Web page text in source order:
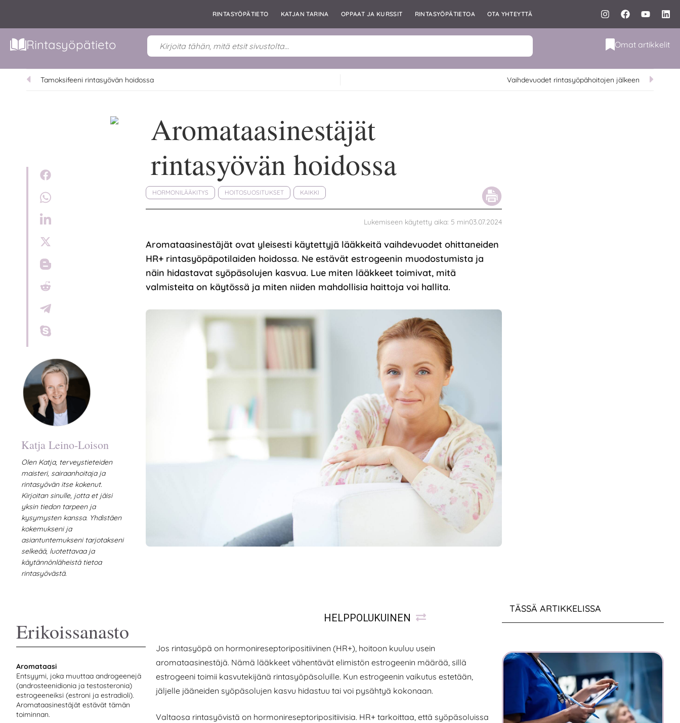
RINTASYÖPÄTIETO KATJAN TARINA OPPAAT JA KURSSIT RINTASYÖPÄTIETOA OTA YHTEYTTÄ
Rintasyöpätieto Omat artikkelit
Tamoksifeeni rintasyövän hoidossa Vaihdevuodet rintasyöpähoitojen jälkeen
Katja Leino-Loison
Olen Katja, terveystieteiden
maisteri, sairaanhoitaja ja
rintasyövän itse kokenut.
Kirjoitan sinulle, jotta et jäisi
yksin tiedon tarpeen ja
kysymysten kanssa. Yhdistäen
kokemukseni ja
asiantuntemukseni tarjotakseni
selkeää, luotettavaa ja
käytännönläheistä tietoa
rintasyövästä.
Aromataasinestäjät
rintasyövän hoidossa
HORMONILÄÄKITYS HOITOSUOSITUKSET KAIKKI
03.07.2024
Lukemiseen käytetty aika: 5 min
Aromataasinestäjät ovat yleisesti käytettyjä lääkkeitä vaihdevuodet ohittaneiden
HR+ rintasyöpäpotilaiden hoidossa. Ne estävät estrogeenin muodostumista ja
näin hidastavat syöpäsolujen kasvua. Lue miten lääkkeet toimivat, mitä
valmisteita on käytössä ja miten niiden mahdollisia haittoja voi hallita.
Erikoissanasto
Aromataasi
Entsyymi, joka muuttaa androgeenejä
(androsteenidionia ja testosteronia)
estrogeeneiksi (estroni ja estradioli).
Aromataasinestäjät estävät tämän
toiminnan.
HELPPOLUKUINEN
Jos rintasyöpä on hormonireseptoripositiivinen (HR+), hoitoon kuuluu usein
aromataasinestäjä. Nämä lääkkeet vähentävät elimistön estrogeenin määrää, sillä
estrogeeni toimii kasvutekijänä rintasyöpäsoluille. Kun estrogeenin vaikutus estetään,
jäljelle jääneiden syöpäsolujen kasvu hidastuu tai voi pysähtyä kokonaan.
Valtaosa rintasyövistä on hormonireseptoripositiivisia. HR+ tarkoittaa, että syöpäsoluissa
TÄSSÄ ARTIKKELISSA